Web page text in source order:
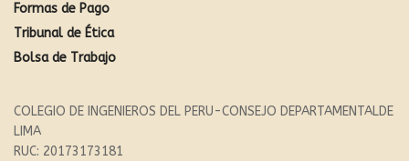
Formas de Pago
Tribunal de Ética
Bolsa de Trabajo
COLEGIO DE INGENIEROS DEL PERU-CONSEJO DEPARTAMENTALDE
LIMA
RUC: 20173173181